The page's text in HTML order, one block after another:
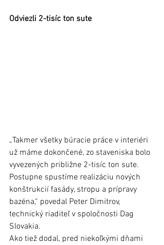
Odviezli 2-tisíc ton sute
„Takmer všetky búracie práce v interiéri
už máme dokončené, zo staveniska bolo
vyvezených približne 2-tisíc ton sute.
Postupne spustíme realizáciu nových
konštrukcií fasády, stropu a prípravy
bazéna,“ povedal Peter Dimitrov,
technický riaditeľ v spoločnosti Dag
Slovakia.
Ako tiež dodal, pred niekoľkými dňami